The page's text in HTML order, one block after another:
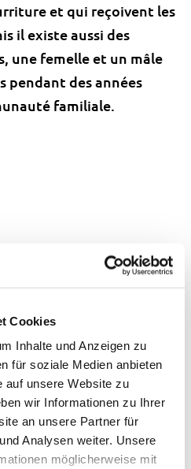
Cookies
Inhalte und Anzeigen zu
für soziale Medien anbieten
auf unsere Website zu
wir Informationen zu Ihrer
an unsere Partner für
Analysen weiter. Unsere
möglicherweise mit
et qui reçoivent les
il existe aussi des
une femelle et un mâle
pendant des années
familiale.
de l'Océan Indien,
le Canal du
l'Océan Indien a une
que la largeur de la
les lémuriens ne